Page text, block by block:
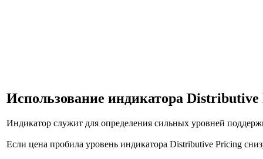
Использование индикатора
Индикатор служит для определения сильных уровней
Если цена пробила уровень индикатора Distributive Pricing